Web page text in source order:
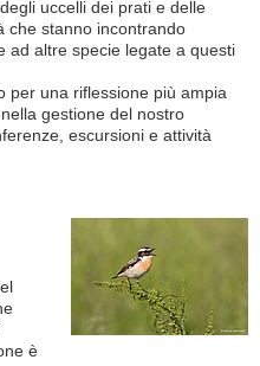
uccelli dei prati e delle
che stanno incontrando
ad altre specie legate a questi
per una riflessione più ampia
gestione del nostro
escursioni e attività
è